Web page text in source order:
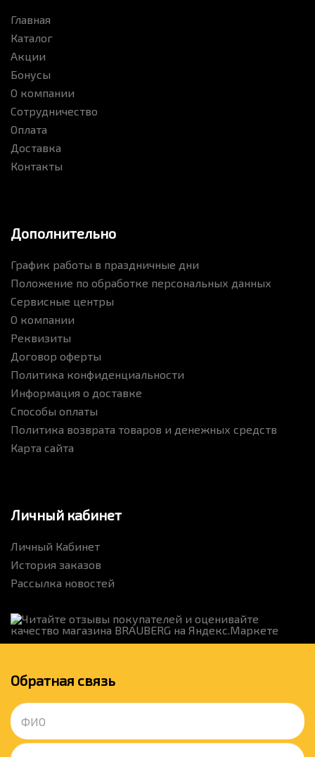
Главная
Каталог
Акции
Бонусы
О компании
Сотрудничество
Оплата
Доставка
Контакты
Дополнительно
График работы в праздничные дни
Положение по обработке персональных данных
Сервисные центры
О компании
Реквизиты
Договор оферты
Политика конфиденциальности
Информация о доставке
Способы оплаты
Политика возврата товаров и денежных средств
Карта сайта
Личный кабинет
Личный Кабинет
История заказов
Рассылка новостей
Обратная связь